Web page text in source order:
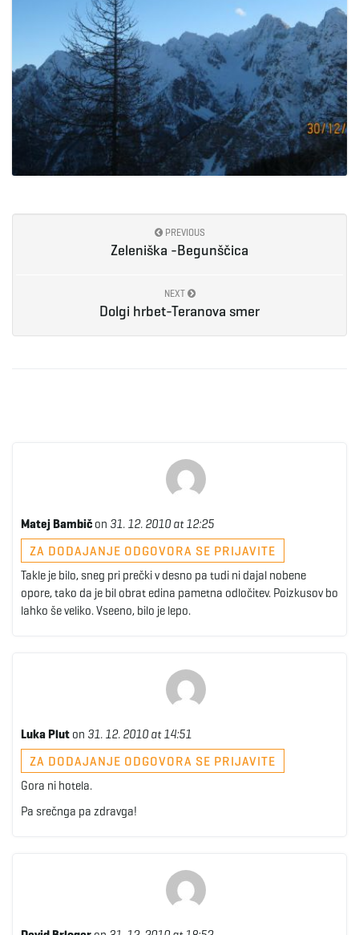
PREVIOUS
Zeleniška -Begunščica
NEXT
Dolgi hrbet-Teranova smer
Matej Bambič on 31. 12. 2010 at 12:25
ZA DODAJANJE ODGOVORA SE PRIJAVITE
Takle je bilo, sneg pri prečki v desno pa tudi ni dajal nobene
opore, tako da je bil obrat edina pametna odločitev. Poizkusov bo
lahko še veliko. Vseeno, bilo je lepo.
Luka Plut on 31. 12. 2010 at 14:51
ZA DODAJANJE ODGOVORA SE PRIJAVITE
Gora ni hotela.
Pa srečnga pa zdravga!